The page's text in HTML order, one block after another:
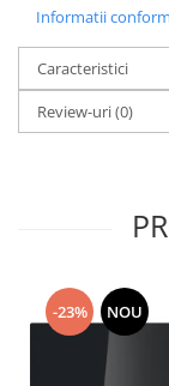
Informatii
Caracteristici
Review-uri(0)
-23% NOU